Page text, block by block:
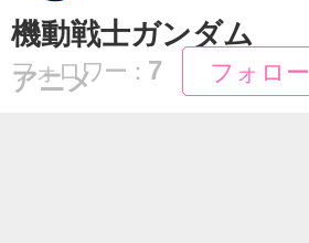
機動戦士ガンダム
アニメ フォロー
フォロー
フォロワー： 7